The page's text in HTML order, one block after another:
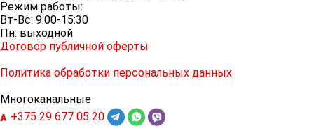
Режим работы:
Вт-Вс: 9:00-15:30
Пн: выходной
Договор публичной оферты
Политика обработки персональных данных
Многоканальные
+375 29 677 05 20